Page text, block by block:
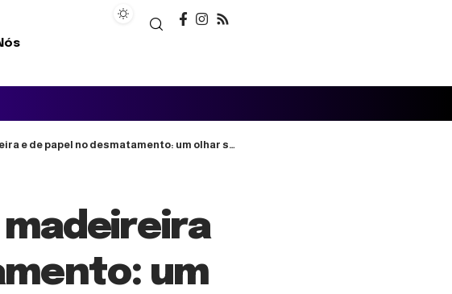
de papel no desmatamento: um olhar sem tópico
um